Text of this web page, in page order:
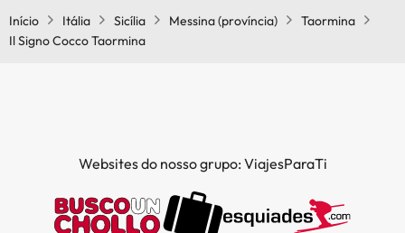
Início
Itália Sicília Messina (província)
Taormina
Il Signo Cocco Taormina
Websites do nosso grupo: ViajesParaTi